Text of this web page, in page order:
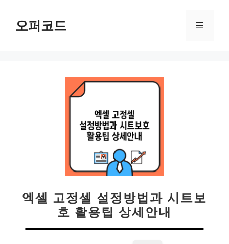
오퍼코드 메
엑셀 고정셀 설정방법과 시트보
호 활용팁 상세안내